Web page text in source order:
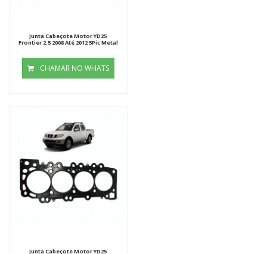
Junta Cabeçote Motor YD25
Frontier 2.5 2008 Até 2012 5Pic Metal
CHAMAR NO WHATS
Junta Cabeçote Motor YD25